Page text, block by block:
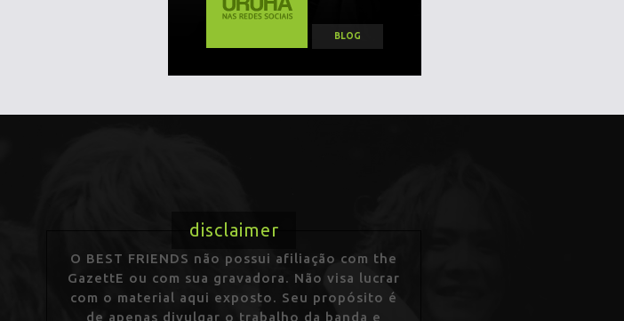
BLOG
disclaimer
O BEST FRIENDS não possui afiliação com the
GazettE ou com sua gravadora. Não visa lucrar
com o material aqui exposto. Seu propósito é
de apenas divulgar o trabalho da banda e